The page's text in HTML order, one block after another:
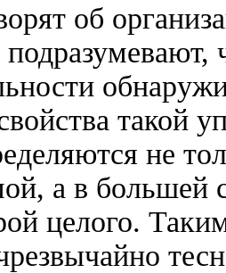
об
такой
не
а в большей
целого.